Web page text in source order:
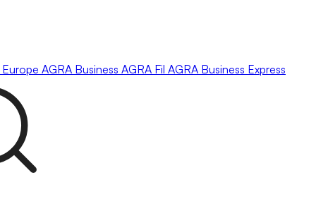
Europe AGRA Business AGRA Fil AGRA Business Express